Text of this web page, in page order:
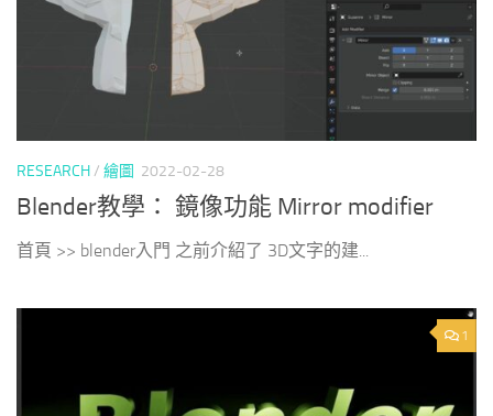
RESEARCH/ 繪圖 2022-02-28
Blender教學： 鏡像功能 Mirror modifier
首頁 >> blender入門 之前介紹了 3D文字的建...
1